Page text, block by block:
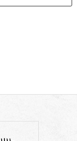
oplysningerne får du